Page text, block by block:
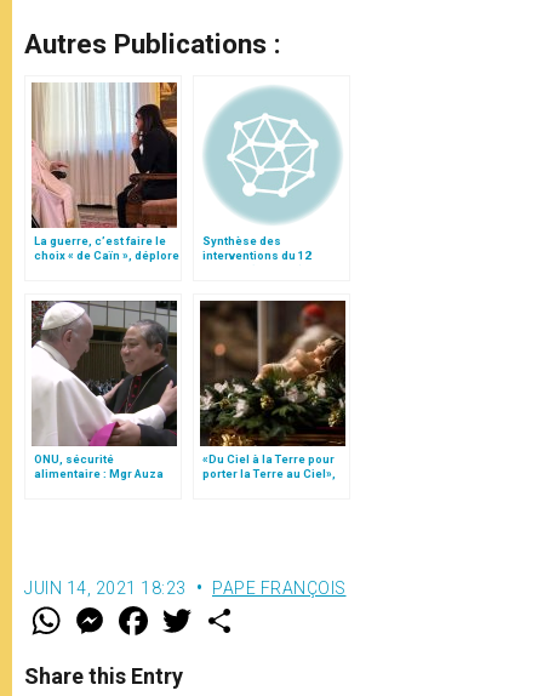
Autres Publications :
La guerre, c’est faire le
choix « de Caïn », déplore
Synthèse des
interventions du 12
octobre (ap-midi)
ONU, sécurité
alimentaire : Mgr Auza
«Du Ciel à la Terre pour
porter la Terre au Ciel»,
JUIN 14, 2021 18:23 PAPE FRANÇOIS
W
t
s
M
e
s
e
F
a
e
b
w
Share this Entry